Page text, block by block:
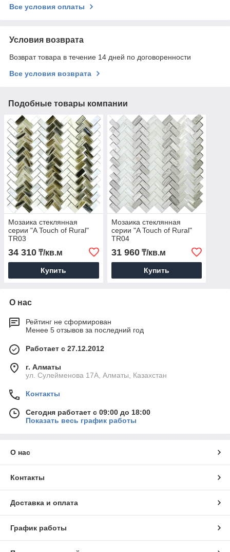
Все условия оплаты
Условия возврата
Возврат товара в течение 14 дней по договоренности
Все условия возврата
Подобные товары компании
Мозаика стеклянная
серии "A Touch of Rural"
TR03
34 310 ₸/кв.м
Купить
Мозаика стеклянная
серии "A Touch of Rural"
TR04
31 960₸/кв.м
Купить
О нас
Рейтинг не сформирован
Менее 5 отзывов за последний год
Работает с 27.12.2012
г. Алматы
ул. Сулейменова 17А, Алматы, Казахстан
Контакты
Сегодня работает с 09:00 до 18:00
Показать весь график работы
О нас
Контакты
Доставка и оплата
График работы